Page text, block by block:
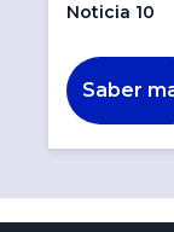
Noticia 10
Saber